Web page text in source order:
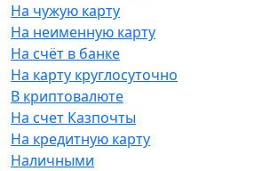
На чужую карту
На неименную карту
На счёт в банке
На карту круглосуточно
В криптовалюте
На счет Казпочты
На кредитную карту
Наличными